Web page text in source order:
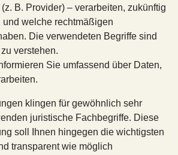
B. Provider) – verarbeiten, zukünftig
welche rechtmäßigen
Die verwendeten Begriffe sind
verstehen.
Sie umfassend über Daten,
klingen für gewöhnlich sehr
juristische Fachbegriffe. Diese
soll Ihnen hingegen die wichtigsten
transparent wie möglich